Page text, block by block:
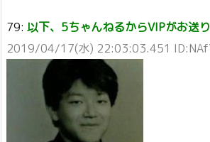
79: 以下、5ちゃんねるからVIPがお送
2019/04/17(水) 22:03:03.451